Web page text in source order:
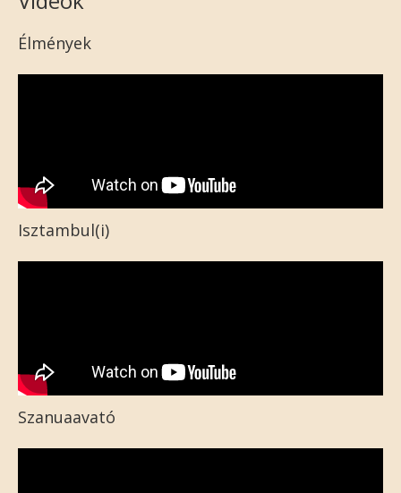
Élmények
Isztambul(i)
Szanuaavató